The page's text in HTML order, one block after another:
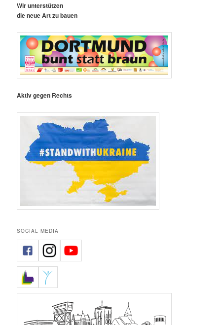
Wir unterstützen
die neue Art zu bauen
Aktiv gegen Rechts
SOCIAL MEDIA